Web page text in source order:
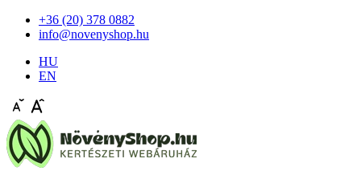
+36 (20) 378 0882
info@novenyshop.hu
HU
EN